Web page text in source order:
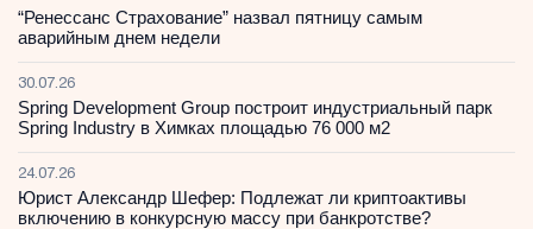
“Ренессанс Страхование” назвал пятницу самым
аварийным днем недели
30.07.26
Spring Development Group построит индустриальный парк
Spring Industry в Химках площадью 76 000 м2
24.07.26
Юрист Александр Шефер: Подлежат ли криптоактивы
включению в конкурсную массу при банкротстве?